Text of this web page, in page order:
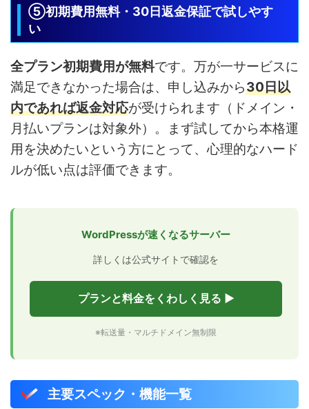
⑤初期費用無料・30日返金保証で試しやす
い
全プラン初期費用が無料です。万が一サービスに
満足できなかった場合は、申し込みから30日以
内であれば返金対応が受けられます（ドメイン・
月払いプランは対象外）。まず試してから本格運
用を決めたいという方にとって、心理的なハード
ルが低い点は評価できます。
WordPressが速くなるサーバー
詳しくは公式サイトで確認を
プランと料金をくわしく見る ▶
※転送量・マルチドメイン無制限
主要スペック・機能一覧